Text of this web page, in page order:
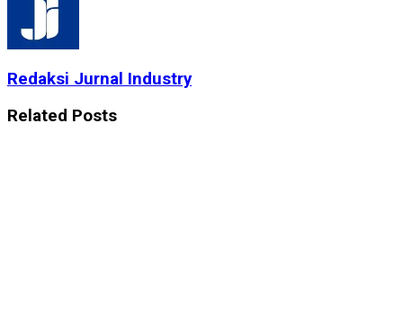
Redaksi Jurnal Industry
Related Posts